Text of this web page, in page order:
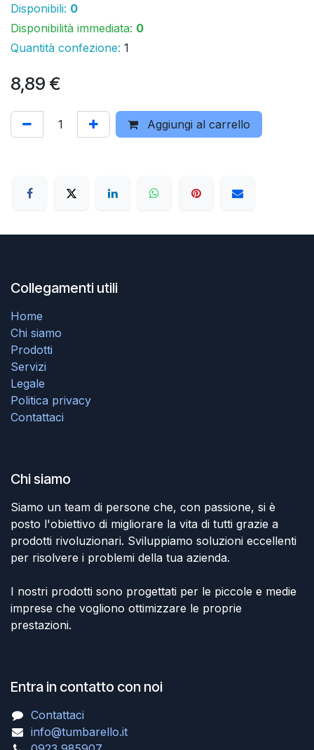
Disponibili: 0
Disponibilità immediata: 0
Quantità confezione: 1
8,89 €
Aggiungi al carrello
Collegamenti utili
Home
Chi siamo
Prodotti
Servizi
Legale
Politica privacy
Contattaci
Chi siamo
Siamo un team di persone che, con passione, si è
posto l'obiettivo di migliorare la vita di tutti grazie a
prodotti rivoluzionari. Sviluppiamo soluzioni eccellenti
per risolvere i problemi della tua azienda.
I nostri prodotti sono progettati per le piccole e medie
imprese che vogliono ottimizzare le proprie
prestazioni.
Entra in contatto con noi
Contattaci
info@tumbarello.it